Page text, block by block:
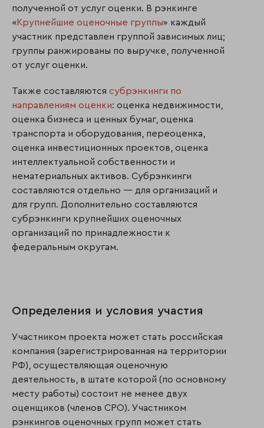
полученной от услуг оценки. В рэнкинге
«Крупнейшие оценочные группы» каждый
участник представлен группой зависимых лиц;
группы ранжированы по выручке, полученной
от услуг оценки.
Также составляются субрэнкинги по
направлениям оценки: оценка недвижимости,
оценка бизнеса и ценных бумаг, оценка
транспорта и оборудования, переоценка,
оценка инвестиционных проектов, оценка
интеллектуальной собственности и
нематериальных активов. Субрэнкинги
составляются отдельно — для организаций и
для групп. Дополнительно составляются
субрэнкинги крупнейших оценочных
организаций по принадлежности к
федеральным округам.
Определения и условия участия
Участником проекта может стать российская
компания (зарегистрированная на территории
РФ), осуществляющая оценочную
деятельность, в штате которой (по основному
месту работы) состоит не менее двух
оценщиков (членов СРО). Участником
рэнкингов оценочных групп может стать